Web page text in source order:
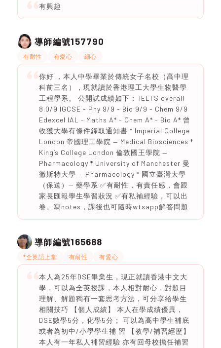
有興趣
導師編號157790
有耐性 有愛心 細心
你好 ，本人中學畢業於傳統女子名校（高中理
科前三名），現就讀於香港理工大學生物醫學
工程學系。 公開試成績如下： IELTS overall
8.0/9 IGCSE - Phy 9/9 - Bio 9/9 - Chem 9/9
Edexcel IAL - Maths A* - Chem A* - Bio A* 曾
收獲大學有條件錄取通知書 * Imperial College
London 帝國理工學院 — Medical Biosciences *
King’s College London 倫敦國王學院 —
Pharmacology * University of Manchester 曼
徹斯特大學 — Pharmacology * 國立臺灣大學
（保送）— 藥學系 ✅有耐性，有責任感，會跟
家長匯報學生學習狀況 ✅有私補經驗，可以出
卷、寫notes，課後也可隨時wtsapp解答問題
導師編號165688
*全英語上堂 有耐性 有愛心
本人為25年DSE畢業生，現正就讀香港中文大
學，可以為全英授課，本人相對耐心，對題目
理解、解題獨有一套思考方法，可分享給學生
相關技巧 【個人成績】 本人在學成績優異，
DSE數學5分，化學5分； 可以為高中學生補底
或者為初中/小學學生補 習 【教學/補習經歷】
本人有一年私人補習經驗 亦有回母校擔任補習